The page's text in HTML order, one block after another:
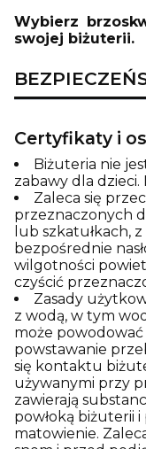
Wybierz
swojej biżuterii.
Certyfikaty i
Biżuteria nie
zabawy dla dzieci.
Zaleca się
przeznaczonych
lub szkatułkach,
bezpośrednie
wilgotności
czyścić
Zasady
z wodą, w tym
może
powstawanie
się kontaktu
używanymi przy
zawierają
powłoką biżuterii
matowienie.